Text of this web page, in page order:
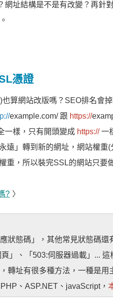
址結構是不是有改變？再針
憑證
算網站改版嗎？SEO排名會
example.com/ 跟 https://
一樣，只有開頭變成 https://一
遠」轉到新的網址，網站權重
重，所以裝完SSL的網站只要
? 〉
狀態碼」，其他常見狀態碼
」、「503:伺服器過載」...
轉址有很多種方法，一種是用
、ASP.NET、javaScript，